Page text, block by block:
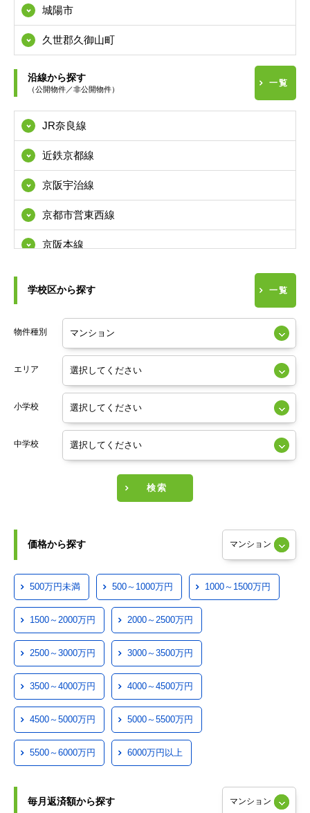
城陽市
久世郡久御山町
沿線から探す
（公開物件／非公開物件）
一覧
JR奈良線
近鉄京都線
京阪宇治線
京都市営東西線
京阪本線
南海本線
学校区から探す 一覧
物件種別
エリア
小学校
中学校
検索
価格から探す
500万円未満 500～1000万円 1000～1500万円
1500～2000万円 2000～2500万円
2500～3000万円 3000～3500万円
3500～4000万円 4000～4500万円
4500～5000万円 5000～5500万円
5500～6000万円 6000万円以上
毎月返済額から探す